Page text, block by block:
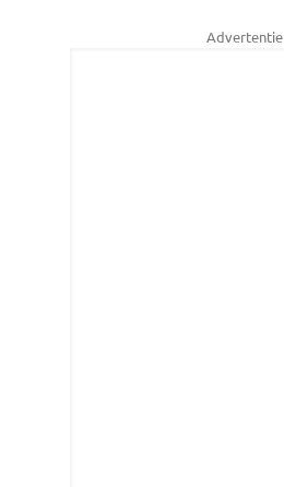
Advertentie